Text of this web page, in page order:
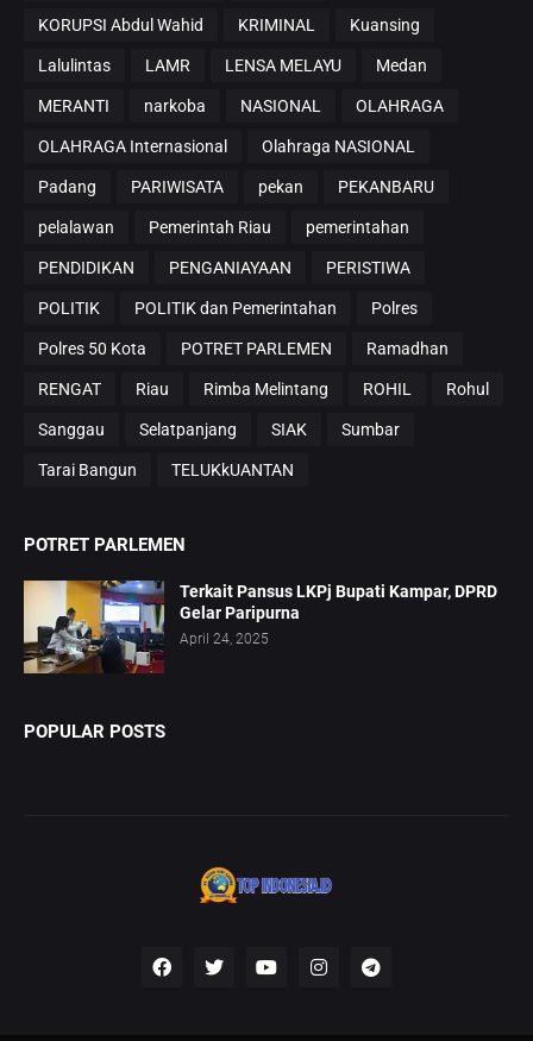
KORUPSI Abdul Wahid KRIMINAL Kuansing
Lalulintas LAMR LENSA MELAYU Medan
MERANTI narkoba NASIONAL OLAHRAGA
OLAHRAGA Internasional Olahraga NASIONAL
Padang PARIWISATA pekan PEKANBARU
pelalawan Pemerintah Riau pemerintahan
PENDIDIKAN PENGANIAYAAN PERISTIWA
POLITIK POLITIK dan Pemerintahan Polres
Polres 50 Kota POTRET PARLEMEN Ramadhan
RENGAT Riau Rimba Melintang ROHIL Rohul
Sanggau Selatpanjang SIAK Sumbar
Tarai Bangun TELUKkUANTAN
POTRET PARLEMEN
Terkait Pansus LKPj Bupati Kampar, DPRD
Gelar Paripurna
April 24, 2025
POPULAR POSTS